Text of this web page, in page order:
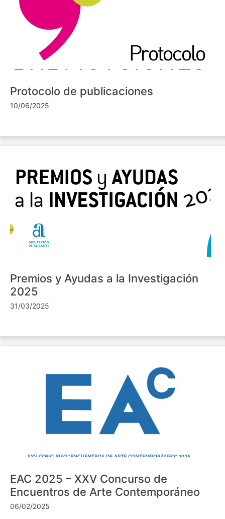
Protocolo de publicaciones
10/06/2025
Premios y Ayudas a la Investigación
2025
31/03/2025
EAC 2025 – XXV Concurso de
Encuentros de Arte Contemporáneo
06/02/2025